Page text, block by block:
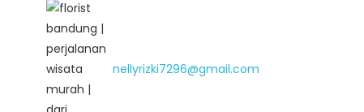
nellyrizki7296@gmail.com